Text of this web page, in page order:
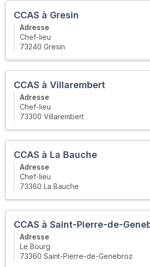
CCAS à Gresin
Adresse
Chef-lieu
73240 Gresin
CCAS à Villarembert
Adresse
Chef-lieu
73300 Villarembert
CCAS à La Bauche
Adresse
Chef-lieu
73360 La Bauche
CCAS à Saint-Pierre-de-
Adresse
Le Bourg
73360 Saint-Pierre-de-Genebroz